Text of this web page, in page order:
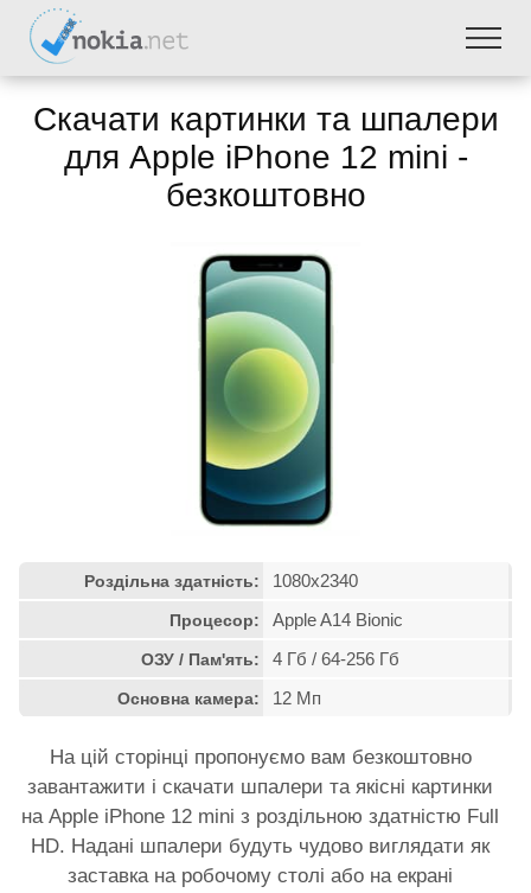
Скачати картинки та шпалери
для Apple iPhone 12 mini -
безкоштовно
Роздільна здатність: 1080x2340
Процесор: Apple A14 Bionic
ОЗУ / Пам'ять: 4 Гб / 64-256 Гб
Основна камера: 12 Мп
На цій сторінці пропонуємо вам безкоштовно
завантажити і скачати шпалери та якісні картинки
на Apple iPhone 12 mini з роздільною здатністю Full
HD. Надані шпалери будуть чудово виглядати як
заставка на робочому столі або на екрані